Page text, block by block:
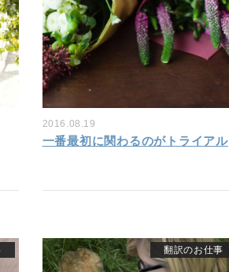
2016.08.19
一番最初に関わるのがトライアル
翻訳のお仕事